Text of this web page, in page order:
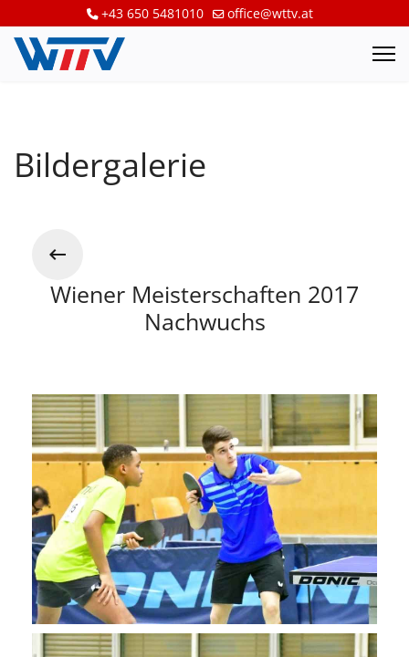
+43 650 5481010 office@wttv.at
Bildergalerie
Wiener Meisterschaften 2017
Nachwuchs